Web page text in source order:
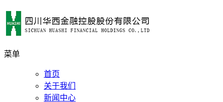
菜单
首页
关于我们
新闻中心